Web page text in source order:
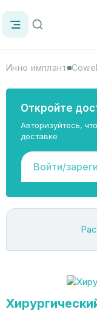
Инно имплант
Откройте
Авторизуйтесь,
доставке
Войти/